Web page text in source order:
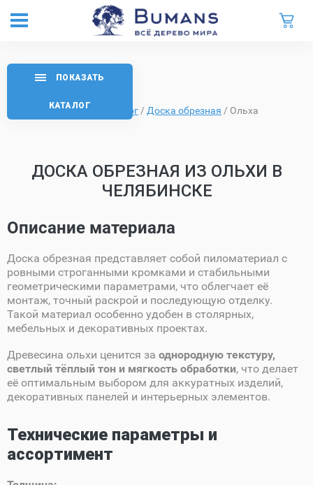
Главная Каталог / Доска обрезная / Ольха
ДОСКА ОБРЕЗНАЯ ИЗ ОЛЬХИ В
ЧЕЛЯБИНСКЕ
ПОКАЗАТЬ
КАТАЛОГ
Описание материала
Доска обрезная представляет собой пиломатериал с
ровными строганными кромками и стабильными
геометрическими параметрами, что облегчает её
монтаж, точный раскрой и последующую отделку.
Такой материал особенно удобен в столярных,
мебельных и декоративных проектах.
Древесина ольхи ценится за однородную текстуру,
светлый тёплый тон и мягкость обработки, что делает
её оптимальным выбором для аккуратных изделий,
декоративных панелей и интерьерных элементов.
Технические параметры и
ассортимент